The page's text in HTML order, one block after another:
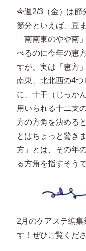
今週2/3（金）は節
節分といえば、豆
「南南東のやや南
べるのに今年の恵
すが、実は「恵方
南東、北北西の4
に、十干（じっか
用いられる十二支
方の方角を決める
とはちょっと驚き
方」とは、その年
る方角を指すそうで
2月のケアステ編
す！ぜひご覧くださ